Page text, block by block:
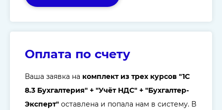
Оплата по счету
Ваша заявка на комплект из трех курсов "1C
8.3 Бухгалтерия" + "Учёт НДС" + "Бухгалтер-
Эксперт" оставлена и попала нам в систему. В